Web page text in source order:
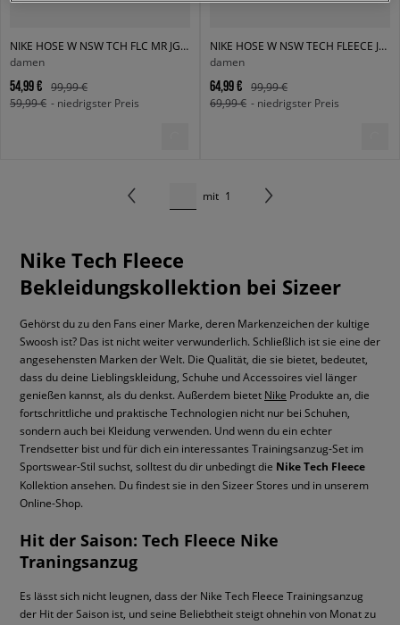
NIKE HOSE W NSW TCH FLC MR JGGR
damen
54,99 €
99,99 €
59,99 € - niedrigster Preis
NIKE HOSE W NSW TECH FLEECE JOGGER
damen
64,99 €
99,99 €
69,99 € - niedrigster Preis
mit 1
Nike Tech Fleece
Bekleidungskollektion bei Sizeer
Gehörst du zu den Fans einer Marke, deren Markenzeichen der kultige
Swoosh ist? Das ist nicht weiter verwunderlich. Schließlich ist sie eine der
angesehensten Marken der Welt. Die Qualität, die sie bietet, bedeutet,
dass du deine Lieblingskleidung, Schuhe und Accessoires viel länger
genießen kannst, als du denkst. Außerdem bietet Nike Produkte an, die
fortschrittliche und praktische Technologien nicht nur bei Schuhen,
sondern auch bei Kleidung verwenden. Und wenn du ein echter
Trendsetter bist und für dich ein interessantes Trainingsanzug-Set im
Sportswear-Stil suchst, solltest du dir unbedingt die Nike Tech Fleece
Kollektion ansehen. Du findest sie in den Sizeer Stores und in unserem
Online-Shop.
Hit der Saison: Tech Fleece Nike
Traningsanzug
Es lässt sich nicht leugnen, dass der Nike Tech Fleece Trainingsanzug
der Hit der Saison ist, und seine Beliebtheit steigt ohnehin von Monat zu